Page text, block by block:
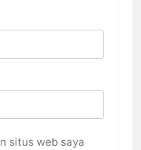
situs web saya